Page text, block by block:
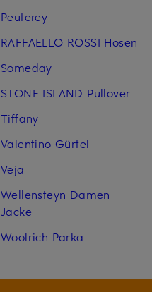
Peuterey
RAFFAELLO ROSSI Hosen
Someday
STONE ISLAND Pullover
Tiffany
Valentino Gürtel
Veja
Wellensteyn Damen
Jacke
Woolrich Parka